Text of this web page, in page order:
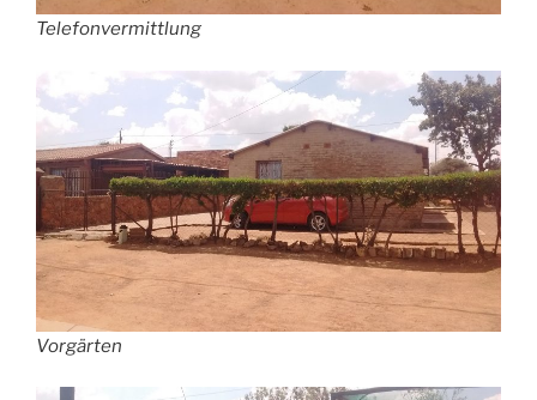
Telefonvermittlung
Vorgärten